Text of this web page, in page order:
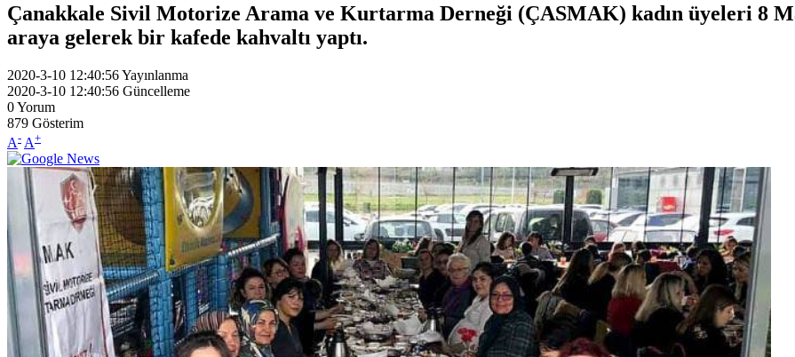
Çanakkale Sivil Motorize Arama ve Kurtarma Derneği (ÇASMAK) kadın üyeleri 8
araya gelerek bir kafede kahvaltı yaptı.
2020-3-10 12:40:56Yayınlanma
2020-3-10 12:40:56 Güncelleme
0Yorum
879 Gösterim
A- A+